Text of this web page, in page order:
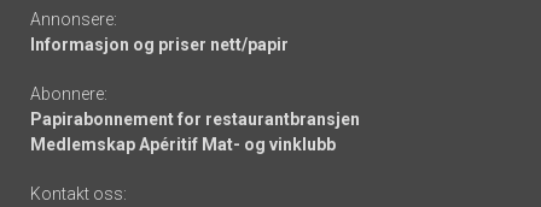
Annonsere:
Informasjon og priser nett/papir
Abonnere:
Papirabonnement for restaurantbransjen
Medlemskap Apéritif Mat- og vinklubb
Kontakt oss: